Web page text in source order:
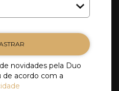
novidades pela Duo
acordo com a